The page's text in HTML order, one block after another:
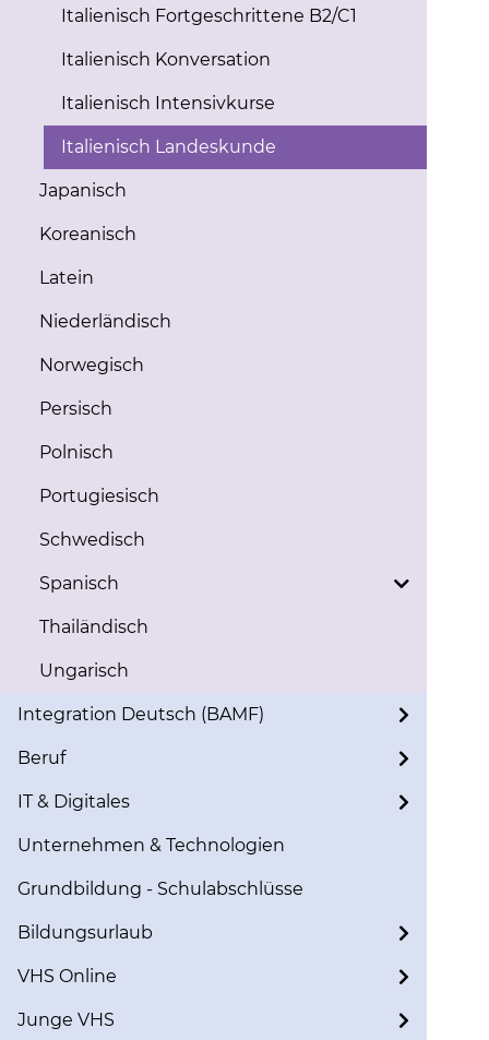
Italienisch Fortgeschrittene B2/C1
Italienisch Konversation
Italienisch Intensivkurse
Italienisch Landeskunde
Japanisch
Koreanisch
Latein
Niederländisch
Norwegisch
Persisch
Polnisch
Portugiesisch
Schwedisch
Spanisch
Thailändisch
Ungarisch
Integration Deutsch (BAMF)
Beruf
IT & Digitales
Unternehmen & Technologien
Grundbildung - Schulabschlüsse
Bildungsurlaub
VHS Online
Junge VHS